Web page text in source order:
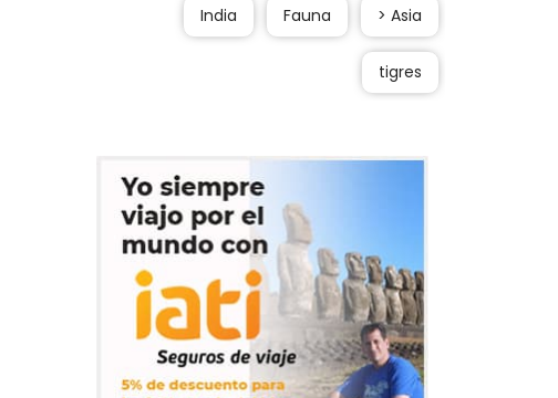
> Asia
Fauna
India
tigres